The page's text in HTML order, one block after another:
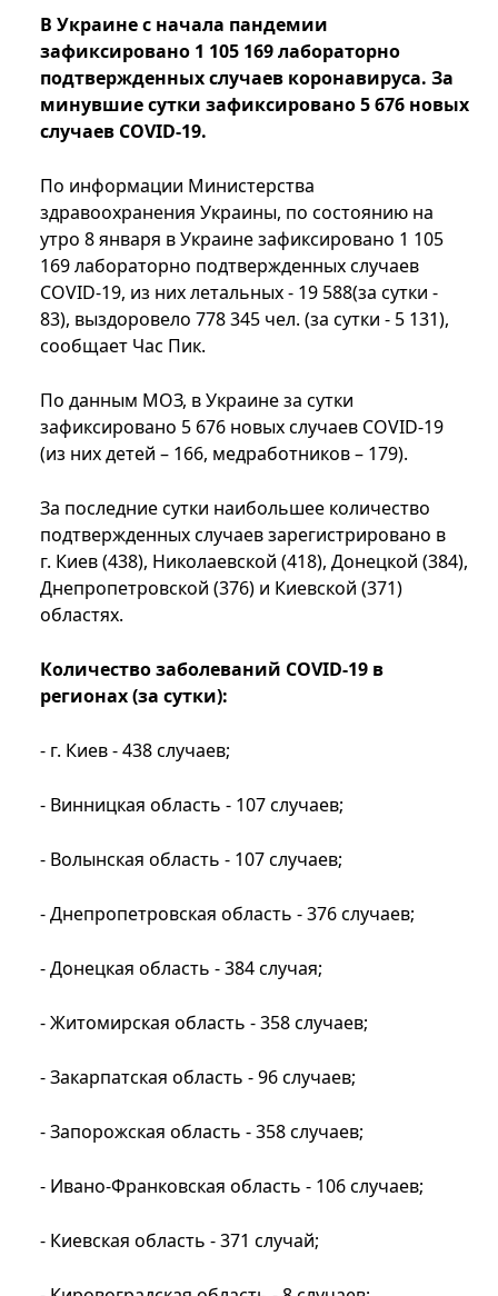
В Украине с начала пандемии
зафиксировано 1 105 169 лабораторно
подтвержденных случаев коронавируса. За
минувшие сутки зафиксировано 5 676 новых
случаев COVID-19.
По информации Министерства
здравоохранения Украины, по состоянию на
утро 8 января в Украине зафиксировано 1 105
169 лабораторно подтвержденных случаев
COVID-19, из них летальных - 19 588(за сутки -
83), выздоровело 778 345 чел. (за сутки - 5 131),
сообщает Час Пик.
По данным МОЗ, в Украине за сутки
зафиксировано 5 676 новых случаев COVID-19
(из них детей – 166, медработников – 179).
За последние сутки наибольшее количество
подтвержденных случаев зарегистрировано в
г. Киев (438), Николаевской (418), Донецкой (384),
Днепропетровской (376) и Киевской (371)
областях.
Количество заболеваний COVID-19 в
регионах (за сутки):
- г. Киев - 438 случаев;
- Винницкая область - 107 случаев;
- Волынская область - 107 случаев;
- Днепропетровская область - 376 случаев;
- Донецкая область - 384 случая;
- Житомирская область - 358 случаев;
- Закарпатская область - 96 случаев;
- Запорожская область - 358 случаев;
- Ивано-Франковская область - 106 случаев;
- Киевская область - 371 случай;